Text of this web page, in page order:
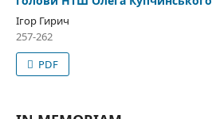
Ігор Гирич
257-262
PDF